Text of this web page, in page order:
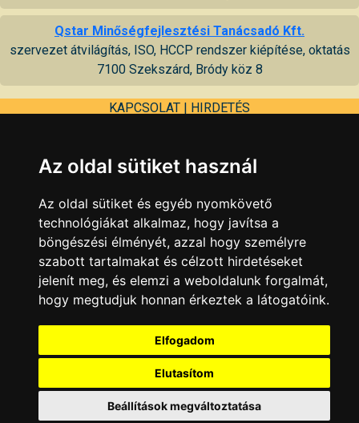
Qstar Minőségfejlesztési Tanácsadó Kft.
szervezet átvilágítás, ISO, HCCP rendszer kiépítése, oktatás
7100 Szekszárd, Bródy köz 8
KAPCSOLAT | HIRDETÉS
Az oldal sütiket használ
Az oldal sütiket és egyéb nyomkövető
technológiákat alkalmaz, hogy javítsa a
böngészési élményét, azzal hogy személyre
szabott tartalmakat és célzott hirdetéseket
jelenít meg, és elemzi a weboldalunk forgalmát,
hogy megtudjuk honnan érkeztek a látogatóink.
Elfogadom
Elutasítom
Beállítások megváltoztatása